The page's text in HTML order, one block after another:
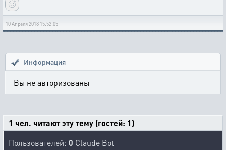
10 Апреля 2018 15:52:05
Информация
Вы не авторизованы
1 чел. читают эту тему (гостей: 1)
Пользователей: 0 Claude Bot